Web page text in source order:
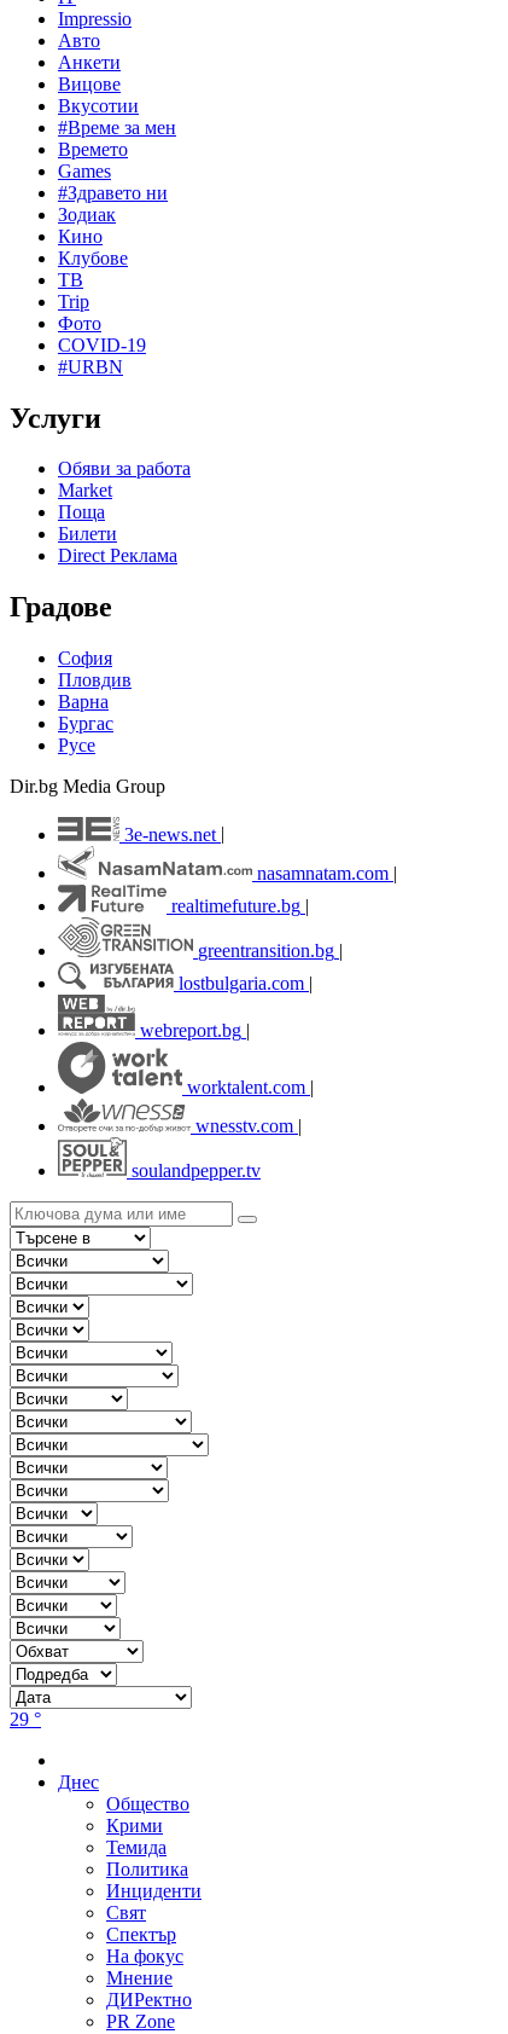
Impressio
Авто
Анкети
Вицове
Вкусотии
#Време за мен
Времето
Games
#Здравето ни
Зодиак
Кино
Клубове
ТВ
Trip
Фото
COVID-19
#URBN
Услуги
Обяви за работа
Market
Поща
Билети
Direct Реклама
Градове
София
Пловдив
Варна
Бургас
Русе
Dir.bg Media Group
3e-news.net
nasamnatam.com |
realtimefuture.bg |
greentransition.bg |
lostbulgaria.com |
webreport.bg |
worktalent.com |
wnesstv.com |
soulandpepper.tv
29 °
Днес
Общество
Крими
Темида
Политика
Инциденти
Свят
Спектър
На фокус
Мнение
ДИРектно
PR Zone